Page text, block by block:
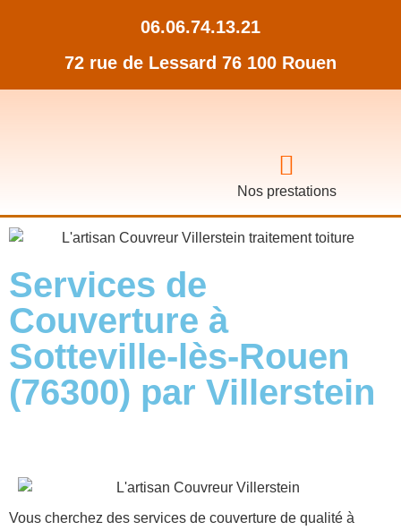
06.06.74.13.21
72 rue de Lessard 76 100 Rouen
Nos prestations
Services de
Couverture à
Sotteville-lès-Rouen
(76300) par Villerstein
Vous cherchez des services de couverture de qualité à